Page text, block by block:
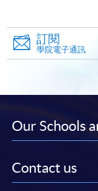
申請人可在網上使
機)、VISA 或
讀學歷頒授課程設
信支付」(Online
Alipay) 或 「轉數
後按照指示填
訂閱
學院電子通訊
Our Schools
Contact us